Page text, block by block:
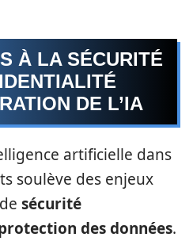
À LA SÉCURITÉ
DE L’IA
artificielle dans
soulève des enjeux
sécurité
des données.